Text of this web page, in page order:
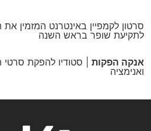
סרטון לקמפיין באינטרנט המזמין
לתקיעת שופר בראש השנה
אנקה הפקות | סטודיו להפקת סרטי
ואנימציה